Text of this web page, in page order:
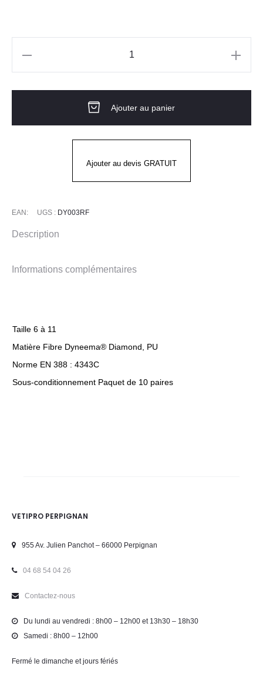
CUT
Ajouter au panier
Ajouter au devis GRATUIT
EAN: UGS : DY003RF
Description
Informations complémentaires
Taille 6 à 11
Matière Fibre Dyneema® Diamond, PU
Norme EN 388 : 4343C
Sous-conditionnement Paquet de 10 paires
VETIPRO PERPIGNAN
955 Av. Julien Panchot – 66000 Perpignan
04 68 54 04 26
Contactez-nous
Du lundi au vendredi : 8h00 – 12h00 et 13h30 – 18h30
Samedi : 8h00 – 12h00
Fermé le dimanche et jours fériés